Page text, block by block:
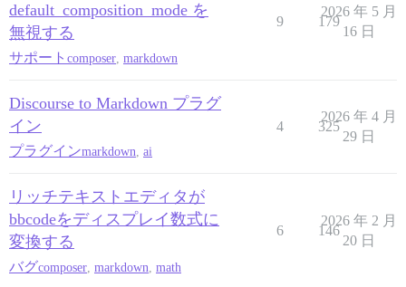
default_composition_mode を
無視する
サポート composer markdown
9 179
2026 年 5 月
16 日
Discourse to Markdown プラグ
イン
プラグインmarkdown ai
4 325
2026 年 4 月
29 日
リッチテキストエディタが
bbcodeをディスプレイ数式に
変換する
バグcomposer markdown math
6 146
2026 年 2 月
20 日